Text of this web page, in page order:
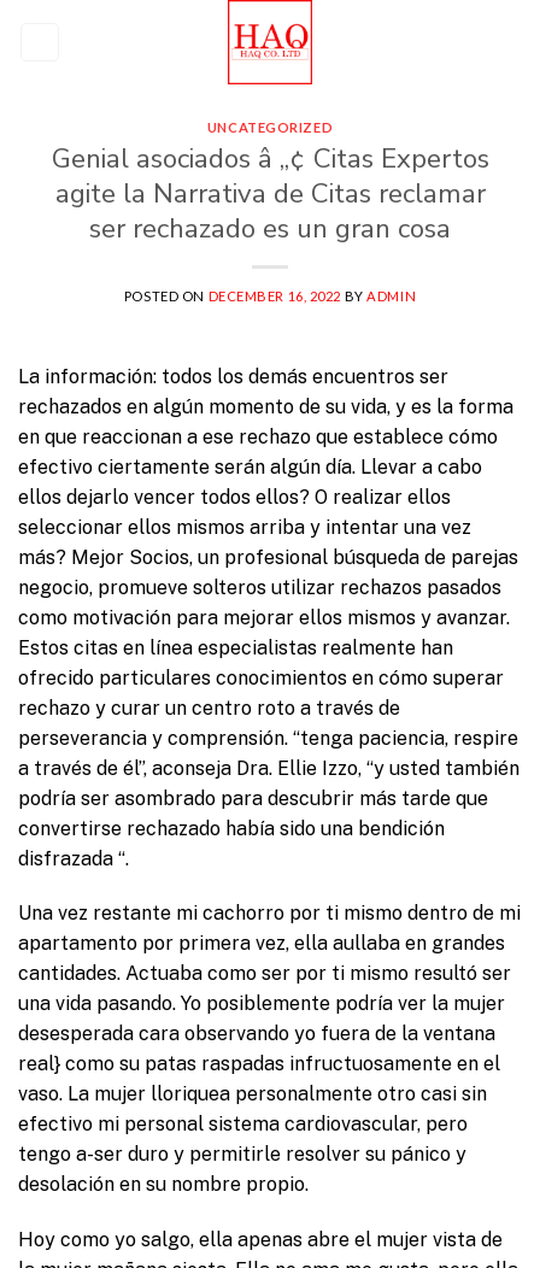
UNCATEGORIZED
Genial asociados â „¢ Citas Expertos
agite la Narrativa de Citas reclamar
ser rechazado es un gran cosa
POSTED ON DECEMBER 16, 2022 BY ADMIN
La información: todos los demás encuentros ser
rechazados en algún momento de su vida, y es la forma
en que reaccionan a ese rechazo que establece cómo
efectivo ciertamente serán algún día. Llevar a cabo
ellos dejarlo vencer todos ellos? O realizar ellos
seleccionar ellos mismos arriba y intentar una vez
más? Mejor Socios, un profesional búsqueda de parejas
negocio, promueve solteros utilizar rechazos pasados ​​
como motivación para mejorar ellos mismos y avanzar.
Estos citas en línea especialistas realmente han
ofrecido particulares conocimientos en cómo superar
rechazo y curar un centro roto a través de
perseverancia y comprensión. “tenga paciencia, respire
a través de él”, aconseja Dra. Ellie Izzo, “y usted también
podría ser asombrado para descubrir más tarde que
convertirse rechazado había sido una bendición
disfrazada “.
Una vez restante mi cachorro por ti mismo dentro de mi
apartamento por primera vez, ella aullaba en grandes
cantidades. Actuaba como ser por ti mismo resultó ser
una vida pasando. Yo posiblemente podría ver la mujer
desesperada cara observando yo fuera de la ventana
real} como su patas raspadas infructuosamente en el
vaso. La mujer lloriquea personalmente otro casi sin
efectivo mi personal sistema cardiovascular, pero
tengo a-ser duro y permitirle resolver su pánico y
desolación en su nombre propio.
Hoy como yo salgo, ella apenas abre el mujer vista de